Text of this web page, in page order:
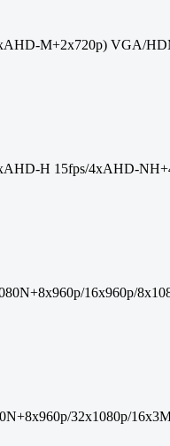
M+2x720p) VGA/
H 15fps/4xAHD-
16x960p/
32x1080p/